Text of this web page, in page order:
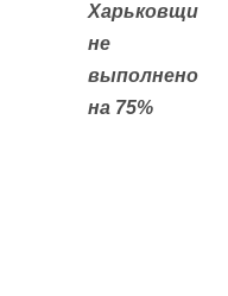
Харьковщи
не
выполнено
на 75%